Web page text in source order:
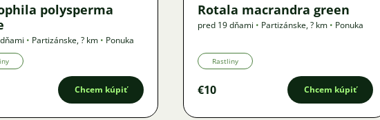
polysperma
• Partizánske,? km • Ponuka
Chcem kúpiť
Rotala macrandra green
pred 19 dňami • Partizánske,? km • Ponuka
Rastliny
€10 Chcem kúpiť